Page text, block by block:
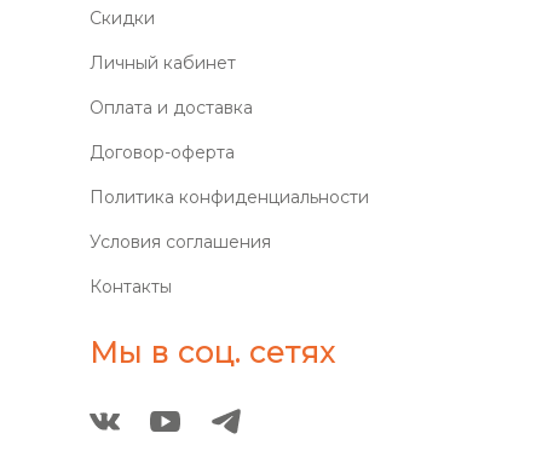
Скидки
Личный кабинет
Оплата и доставка
Договор-оферта
Политика конфиденциальности
Условия соглашения
Контакты
Мы в соц. сетях